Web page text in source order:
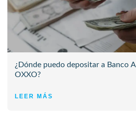
¿Dónde puedo depositar a Banco
OXXO?
LEER MÁS